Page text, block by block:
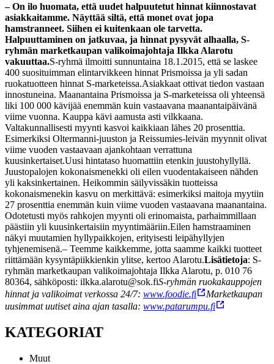
– On ilo huomata, että uudet halpuutetut hinnat kiinnostavat
asiakkaitamme. Näyttää siltä, että monet ovat jopa
hamstranneet. Siihen ei kuitenkaan ole tarvetta.
Halpuuttaminen on jatkuvaa, ja hinnat pysyvät alhaalla, S-
ryhmän marketkaupan valikoimajohtaja Ilkka Alarotu
vakuuttaa.S-ryhmä ilmoitti sunnuntaina 18.1.2015, että se laskee
400 suosituimman elintarvikkeen hinnat Prismoissa ja yli sadan
ruokatuotteen hinnat S-marketeissa.Asiakkaat ottivat tiedon vastaan
innostuneina. Maanantaina Prismoissa ja S-marketeissa oli yhteensä
liki 100 000 kävijää enemmän kuin vastaavana maanantaipäivänä
viime vuonna. Kauppa kävi aamusta asti vilkkaana.
Valtakunnallisesti myynti kasvoi kaikkiaan lähes 20 prosenttia.
Esimerkiksi Oltermanni-juuston ja Reissumies-leivän myynnit olivat
viime vuoden vastaavaan ajankohtaan verrattuna
kuusinkertaiset.Uusi hintataso huomattiin etenkin juustohyllyllä.
Juustopalojen kokonaismenekki oli eilen vuodentakaiseen nähden
yli kaksinkertainen. Heikommin säilyvissäkin tuotteissa
kokonaismenekin kasvu on merkittävä: esimerkiksi maitoja myytiin
27 prosenttia enemmän kuin viime vuoden vastaavana maanantaina.
Odotetusti myös rahkojen myynti oli erinomaista, parhaimmillaan
päästiin yli kuusinkertaisiin myyntimääriin.Eilen hamstraaminen
näkyi muutamien hyllypaikkojen, erityisesti leipähyllyjen
tyhjenemisenä.– Teemme kaikkemme, jotta saamme kaikki tuotteet
riittämään kysyntäpiikkienkin ylitse, kertoo Alarotu.Lisätietoja: S-
ryhmän marketkaupan valikoimajohtaja Ilkka Alarotu, p. 010 76
80364, sähköposti: ilkka.alarotu@sok.fiS-ryhmän ruokakauppojen
hinnat ja valikoimat verkossa 24/7: www.foodie.fi
Marketkaupan
uusimmat uutiset aina ajan tasalla: www.patarumpu.fi
KATEGORIAT
Muut